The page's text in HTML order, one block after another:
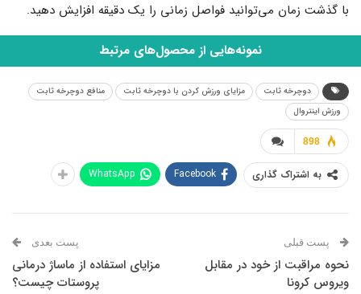
با گذشت زمان می‌توانید فواصل زمانی را یک دقیقه افزایش دهید.
نمونه‌هایی از محصول‌های مرتبط
دوچرخه ثابت مزایای ورزش کردن با دوچرخه ثابت
منافع دوچرخه ثابت
ورزش اینتروال
898
به اشتراک گذاری Facebook
WhatsApp
پست قبلی
نحوه مراقبت از خود در مقابل
ویروس کرونا
پست بعدی
مزایای استفاده از ماساژ درمانی
پروستات چیست؟